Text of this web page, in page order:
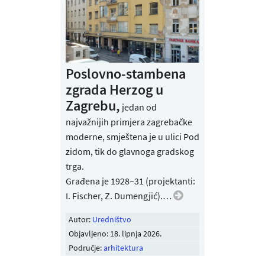
Poslovno-stambena
zgrada Herzog u
Zagrebu, jedan od
najvažnijih primjera zagrebačke
moderne, smještena je u ulici Pod
zidom, tik do glavnoga gradskog
trga.
Građena je 1928–31 (projektanti:
I. Fischer, Z. Dumengjić).…
Autor: Uredništvo
Objavljeno: 18. lipnja 2026.
Područje:arhitektura